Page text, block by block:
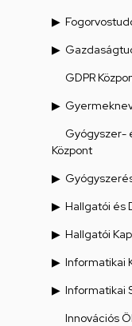
GDPR
Gyógyszer-
Központ
Hallgatói és
Hallgatói
Informatikai
Informatikai
Innovációs